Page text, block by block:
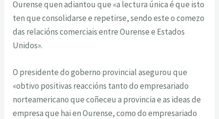
Ourense quen adiantou que «a lectura única é que isto
ten que consolidarse e repetirse, sendo este o comezo
das relacións comerciais entre Ourense e Estados
Unidos».
O presidente do goberno provincial asegurou que
«obtivo positivas reaccións tanto do empresariado
norteamericano que coñeceu a provincia e as ideas de
empresa que hai en Ourense, como do empresariado